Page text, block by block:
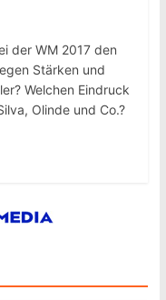
der WM 2017 den
Stärken und
Welchen Eindruck
Olinde und Co.?